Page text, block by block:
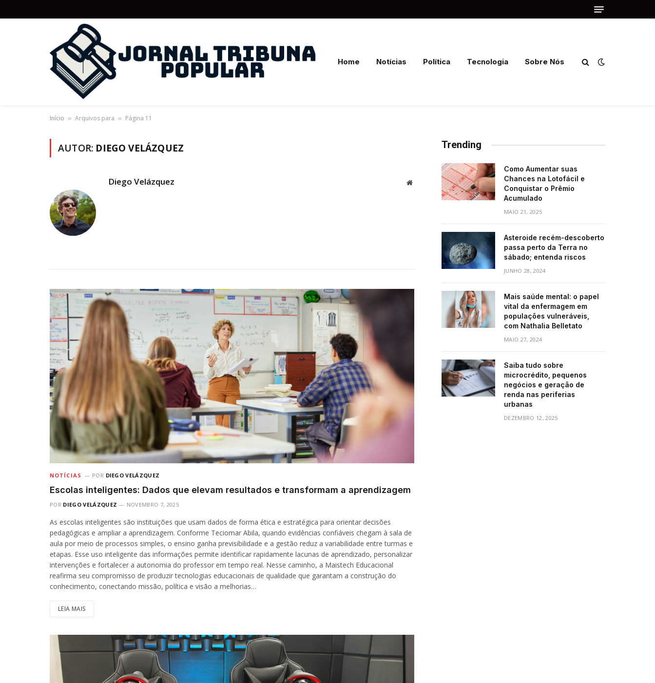
Home Notícias Política Tecnologia Sobre Nós
Início » Arquivos para » Página 11
AUTOR: DIEGO VELÁZQUEZ
Diego Velázquez Website
NOTÍCIAS POR DIEGO VELÁZQUEZ
Escolas inteligentes: Dados que elevam resultados e transformam a aprendizagem
POR DIEGO VELÁZQUEZ NOVEMBRO 7, 2025
As escolas inteligentes são instituições que usam dados de forma ética e estratégica para orientar decisões
pedagógicas e ampliar a aprendizagem. Conforme Teciomar Abila, quando evidências confiáveis chegam à sala de
aula por meio de processos simples, o ensino ganha previsibilidade e a gestão reduz a variabilidade entre turmas e
etapas. Esse uso inteligente das informações permite identificar rapidamente lacunas de aprendizado, personalizar
intervenções e fortalecer a autonomia do professor em tempo real. Nesse caminho, a Maistech Educacional
reafirma seu compromisso de produzir tecnologias educacionais de qualidade que garantam a construção do
conhecimento, conectando missão, política e visão a melhorias…
LEIA MAIS
Trending
Como Aumentar suas
Chances na Lotofácil e
Conquistar o Prêmio
Acumulado
MAIO 21, 2025
Asteroide recém-descoberto
passa perto da Terra no
sábado; entenda riscos
JUNHO 28, 2024
Mais saúde mental: o papel
vital da enfermagem em
populações vulneráveis,
com Nathalia Belletato
MAIO 27, 2024
Saiba tudo sobre
microcrédito, pequenos
negócios e geração de
renda nas periferias
urbanas
DEZEMBRO 12, 2025